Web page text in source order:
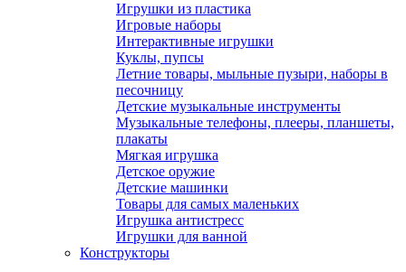
Игрушки из пластика
Игровые наборы
Интерактивные игрушки
Куклы, пупсы
Летние товары, мыльные пузыри, наборы в
песочницу
Детские музыкальные инструменты
Музыкальные телефоны, плееры, планшеты,
плакаты
Мягкая игрушка
Детское оружие
Детские машинки
Товары для самых маленьких
Игрушка антистресс
Игрушки для ванной
Конструкторы